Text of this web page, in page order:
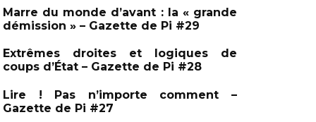
h
r
:
r
Marre du monde d’avant : la « grande
démission » – Gazette de Pi #29
Extrêmes droites et logiques de
coups d’État – Gazette de Pi #28
Lire ! Pas n’importe comment –
Gazette de Pi #27